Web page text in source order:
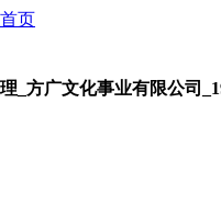
页
_方广文化事业有限公司